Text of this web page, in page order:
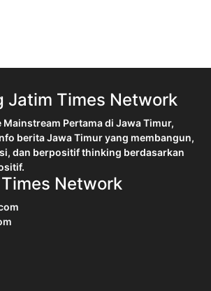
Jatim Times Network
Mainstream Pertama di Jawa Timur,
berita Jawa Timur yang membangun,
dan berpositif thinking berdasarkan
Network